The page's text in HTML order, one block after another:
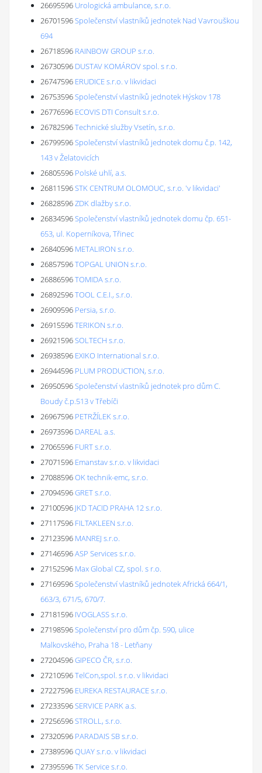
26695596 Urologická ambulance, s.r.o.
26701596Společenství vlastníků jednotek Nad Vavrouškou
694
26718596 RAINBOW GROUP s.r.o.
26730596 DUSTAV KOMÁROV spol. s r.o.
26747596 ERUDICE s.r.o. v likvidaci
26753596Společenství vlastníků jednotek Hýskov 178
26776596 ECOVIS DTI Consult s.r.o.
26782596Technické služby Vsetín, s.r.o.
26799596Společenství vlastníků jednotek domu č.p. 142,
143 v Želatovicích
26805596 Polské uhlí, a.s.
26811596STK CENTRUM OLOMOUC, s.r.o. 'v likvidaci'
26828596ZDK dlažby s.r.o.
26834596Společenství vlastníků jednotek domu čp. 651-
653, ul. Koperníkova, Třinec
26840596 METALIRON s.r.o.
26857596TOPGAL UNION s.r.o.
26886596TOMIDA s.r.o.
26892596TOOL C.E.I., s.r.o.
26909596 Persia, s.r.o.
26915596TERIKON s.r.o.
26921596SOLTECH s.r.o.
26938596 EXIKO International s.r.o.
26944596 PLUM PRODUCTION, s.r.o.
26950596Společenství vlastníků jednotek pro dům C.
Boudy č.p.513 v Třebíči
26967596 PETRŽÍLEK s.r.o.
26973596 DAREAL a.s.
27065596 FURT s.r.o.
27071596 Emanstav s.r.o. v likvidaci
27088596OK technik-emc, s.r.o.
27094596GRET s.r.o.
27100596 JKD TACID PRAHA 12 s.r.o.
27117596 FILTAKLEEN s.r.o.
27123596 MANREJ s.r.o.
27146596ASP Services s.r.o.
27152596 Max Global CZ, spol. s r.o.
27169596Společenství vlastníků jednotek Africká 664/1,
663/3, 671/5, 670/7.
27181596 IVOGLASS s.r.o.
27198596Společenství pro dům čp. 590, ulice
Malkovského, Praha 18 - Letňany
27204596GIPECO ČR, s.r.o.
27210596TelCon,spol. s r.o. v likvidaci
27227596 EUREKA RESTAURACE s.r.o.
27233596SERVICE PARK a.s.
27256596STROLL, s.r.o.
27320596 PARADAIS SB s.r.o.
27389596QUAY s.r.o. v likvidaci
27395596TK Service s.r.o.